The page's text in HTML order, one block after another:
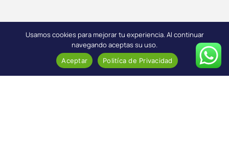
Usamos cookies para mejorar tu experiencia. Al continuar
navegando aceptas su uso.
Aceptar Politíca de Privacidad